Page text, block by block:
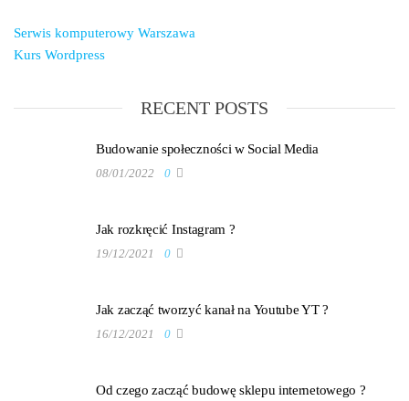
Serwis komputerowy Warszawa
Kurs Wordpress
RECENT POSTS
Budowanie społeczności w Social Media
08/01/2022 0
Jak rozkręcić Instagram ?
19/12/2021 0
Jak zacząć tworzyć kanał na Youtube YT ?
16/12/2021 0
Od czego zacząć budowę sklepu internetowego ?